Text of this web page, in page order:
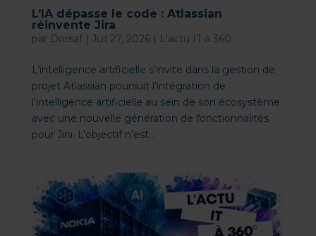
L’IA dépasse le code : Atlassian
réinvente Jira
par Dorsaf| Juil 27, 2026| L'actu IT à 360
L’intelligence artificielle s’invite dans la gestion de
projet Atlassian poursuit l’intégration de
l’intelligence artificielle au sein de son écosystème
avec une nouvelle génération de fonctionnalités
pour Jira. L’objectif n’est...